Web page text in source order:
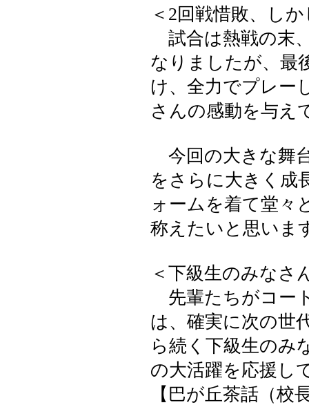
＜2回戦惜敗、し
試合は熱戦の末
なりましたが、最
け、全力でプレー
さんの感動を与え
今回の大きな舞
をさらに大きく成
ォームを着て堂々
称えたいと思いま
＜下級生のみなさ
先輩たちがコー
は、確実に次の世
ら続く下級生のみ
の大活躍を応援し
【巴が丘茶話（校